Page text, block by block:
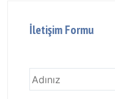
İletişim Formu